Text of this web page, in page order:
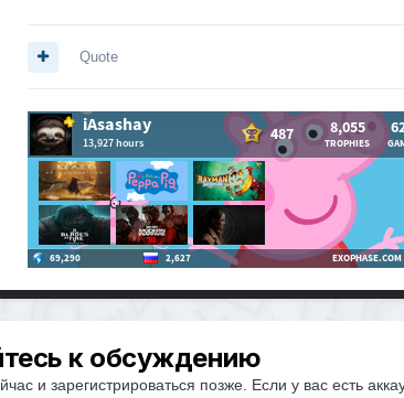
Quote
к обсуждению
и зарегистрироваться позже. Если у вас есть